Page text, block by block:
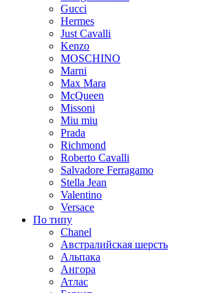
Gucci
Hermes
Just Cavalli
Kenzo
MOSCHINO
Marni
Max Mara
McQueen
Missoni
Miu miu
Prada
Richmond
Roberto Cavalli
Salvadore Ferragamo
Stella Jean
Valentino
Versace
По типу
Chanel
Австралийская шерсть
Альпака
Ангора
Атлас